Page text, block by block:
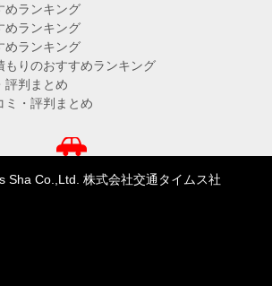
めランキング
めランキング
めランキング
もりのおすすめランキング
評判まとめ
ミ・評判まとめ
Sha Co.,Ltd. 株式会社交通タイムス社